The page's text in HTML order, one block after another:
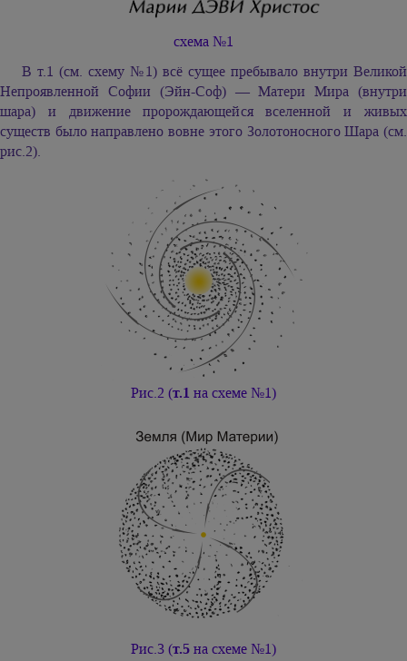
схема №1
В т.1 (см. схему №1) всё сущее пребывало внутри Великой
Непроявленной Софии (Эйн-Соф) — Матери Мира (внутри
шара) и движение пророждающейся вселенной и живых
существ было направлено вовне этого Золотоносного Шара (см.
рис.2).
Рис.2 (т.1 на схеме №1)
Рис.3 (т.5на схеме №1)